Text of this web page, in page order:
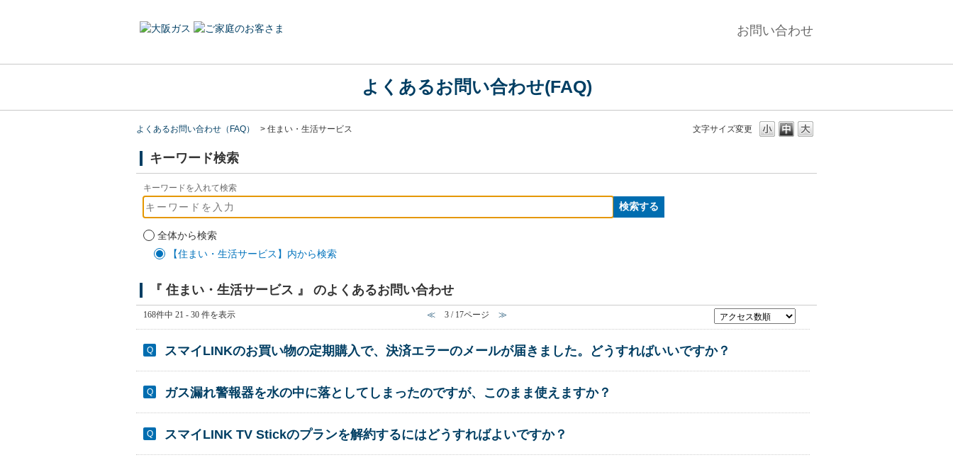
お問い合わせ
よくあるお問い合わせ(FAQ)
文字サイズ変更
よくあるお問い合わせ（FAQ） > 住まい・生活サービス
キーワード検索
キーワードを入れて検索
全体から検索
【住まい・生活サービス】内から検索
『 住まい・生活サービス 』 のよくあるお問い合わせ
168件中 21 - 30 件を表示 ≪ 3 / 17ページ ≫
スマイLINKのお買い物の定期購入で、決済エラーのメールが届きました。どうすればいいですか？
ガス漏れ警報器を水の中に落としてしまったのですが、このまま使えますか？
スマイLINK TV Stickのプランを解約するにはどうすればよいですか？